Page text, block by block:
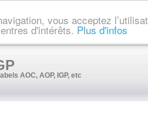
vous acceptez
d'intérêts. Plus d'infos
AOC, AOP, IGP, etc